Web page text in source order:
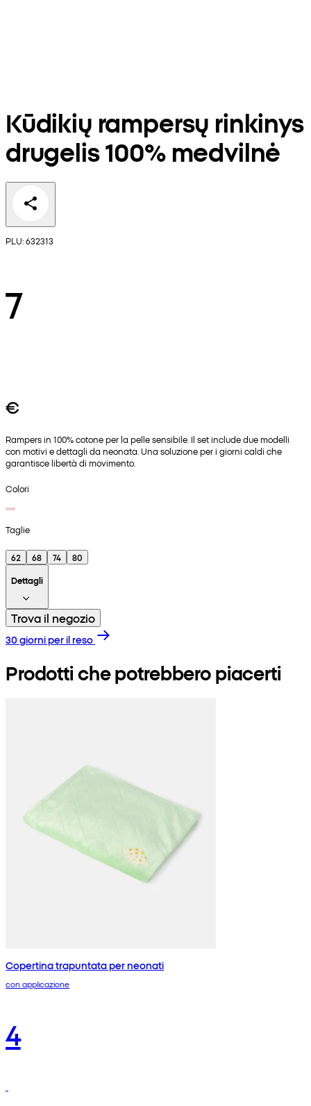
Kūdikių rampersų rinkinys
drugelis 100% medvilnė
PLU: 632313
7
€
Rampers in 100% cotone per la pelle sensibile. Il set include due modelli
con motivi e dettagli da neonata. Una soluzione per i giorni caldi che
garantisce libertà di movimento.
Colori
Taglie
62 68 74
80
Dettagli
Trova il negozio
30 giorni per il reso
Prodotti che potrebbero piacerti
Copertina trapuntata per neonati
con applicazione
4